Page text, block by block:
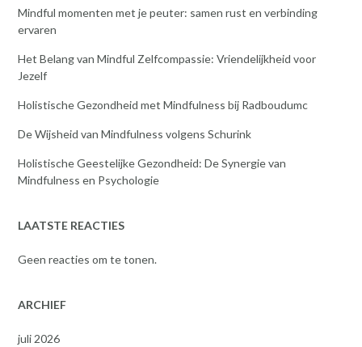
Mindful momenten met je peuter: samen rust en verbinding
ervaren
Het Belang van Mindful Zelfcompassie: Vriendelijkheid voor
Jezelf
Holistische Gezondheid met Mindfulness bij Radboudumc
De Wijsheid van Mindfulness volgens Schurink
Holistische Geestelijke Gezondheid: De Synergie van
Mindfulness en Psychologie
LAATSTE REACTIES
Geen reacties om te tonen.
ARCHIEF
juli 2026